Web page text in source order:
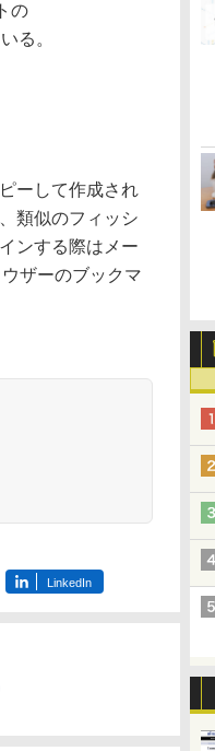
の
る。
ーして作成され
類似のフィッシ
ンする際はメー
ザーのブックマ
LinkedIn